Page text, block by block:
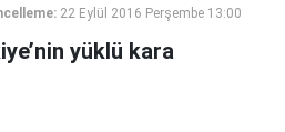
22 Eylül 2016 Perşembe 13:00
yüklü kara